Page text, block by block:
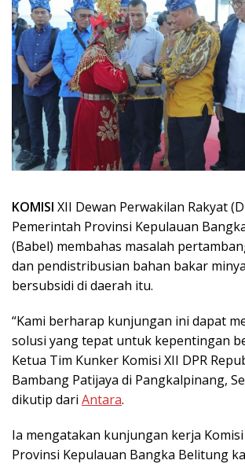
KOMISI XII Dewan Perwakilan Rakyat
Pemerintah Provinsi Kepulauan
(Babel) membahas masalah
dan pendistribusian bahan bakar
bersubsidi di daerah itu.
“Kami berharap kunjungan ini dapat
solusi yang tepat untuk kepentingan
Ketua Tim Kunker Komisi XII DPR
Bambang Patijaya di Pangkalpinang,
dikutip dari Antara.
Ia mengatakan kunjungan kerja Komisi
Provinsi Kepulauan Bangka Belitung